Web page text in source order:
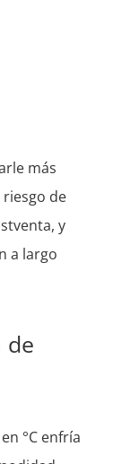
más
riesgo de
y
a largo
de
°C enfría